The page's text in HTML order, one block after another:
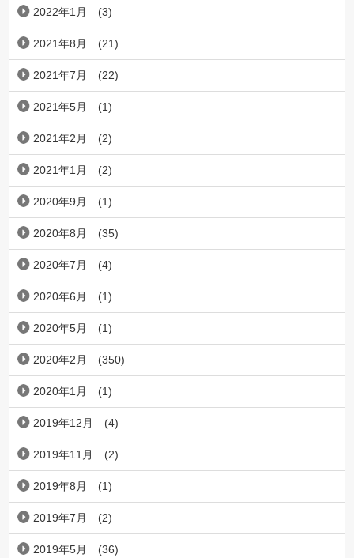
2022年1月 (3)
2021年8月 (21)
2021年7月 (22)
2021年5月 (1)
2021年2月 (2)
2021年1月 (2)
2020年9月 (1)
2020年8月 (35)
2020年7月 (4)
2020年6月 (1)
2020年5月 (1)
2020年2月 (350)
2020年1月 (1)
2019年12月 (4)
2019年11月 (2)
2019年8月 (1)
2019年7月 (2)
2019年5月 (36)